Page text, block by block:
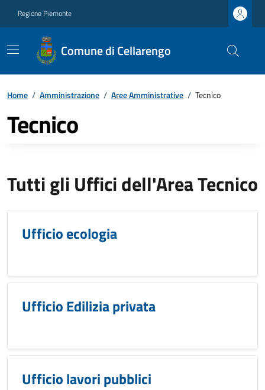
Regione Piemonte
Comune di Cellarengo
Home / Amministrazione / Aree Amministrative / Tecnico
Tecnico
Tutti gli Uffici dell'Area Tecnico
Ufficio ecologia
Ufficio Edilizia privata
Ufficio lavori pubblici